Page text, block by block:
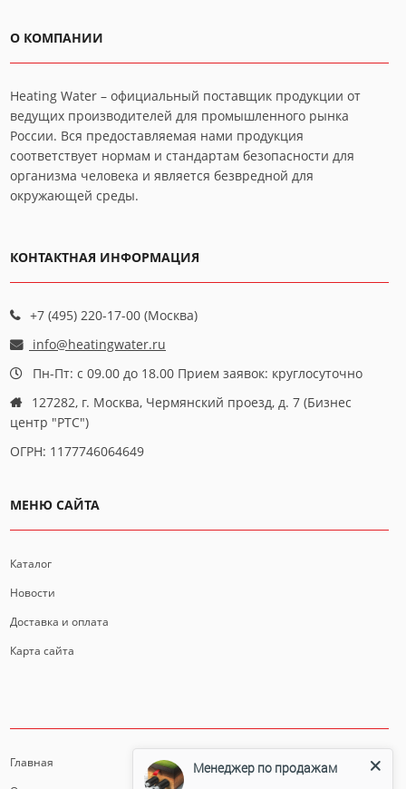
О КОМПАНИИ
Heating Water – официальный поставщик продукции от
ведущих производителей для промышленного рынка
России. Вся предоставляемая нами продукция
соответствует нормам и стандартам безопасности для
организма человека и является безвредной для
окружающей среды.
КОНТАКТНАЯ ИНФОРМАЦИЯ
+7 (495) 220-17-00 (Москва)
info@heatingwater.ru
Пн-Пт: с 09.00 до 18.00 Прием заявок: круглосуточно
127282, г. Москва, Чермянский проезд, д. 7 (Бизнес
центр "РТС")
ОГРН: 1177746064649
МЕНЮ САЙТА
Каталог
Новости
Доставка и оплата
Карта сайта
Главная
Менеджер по продажам